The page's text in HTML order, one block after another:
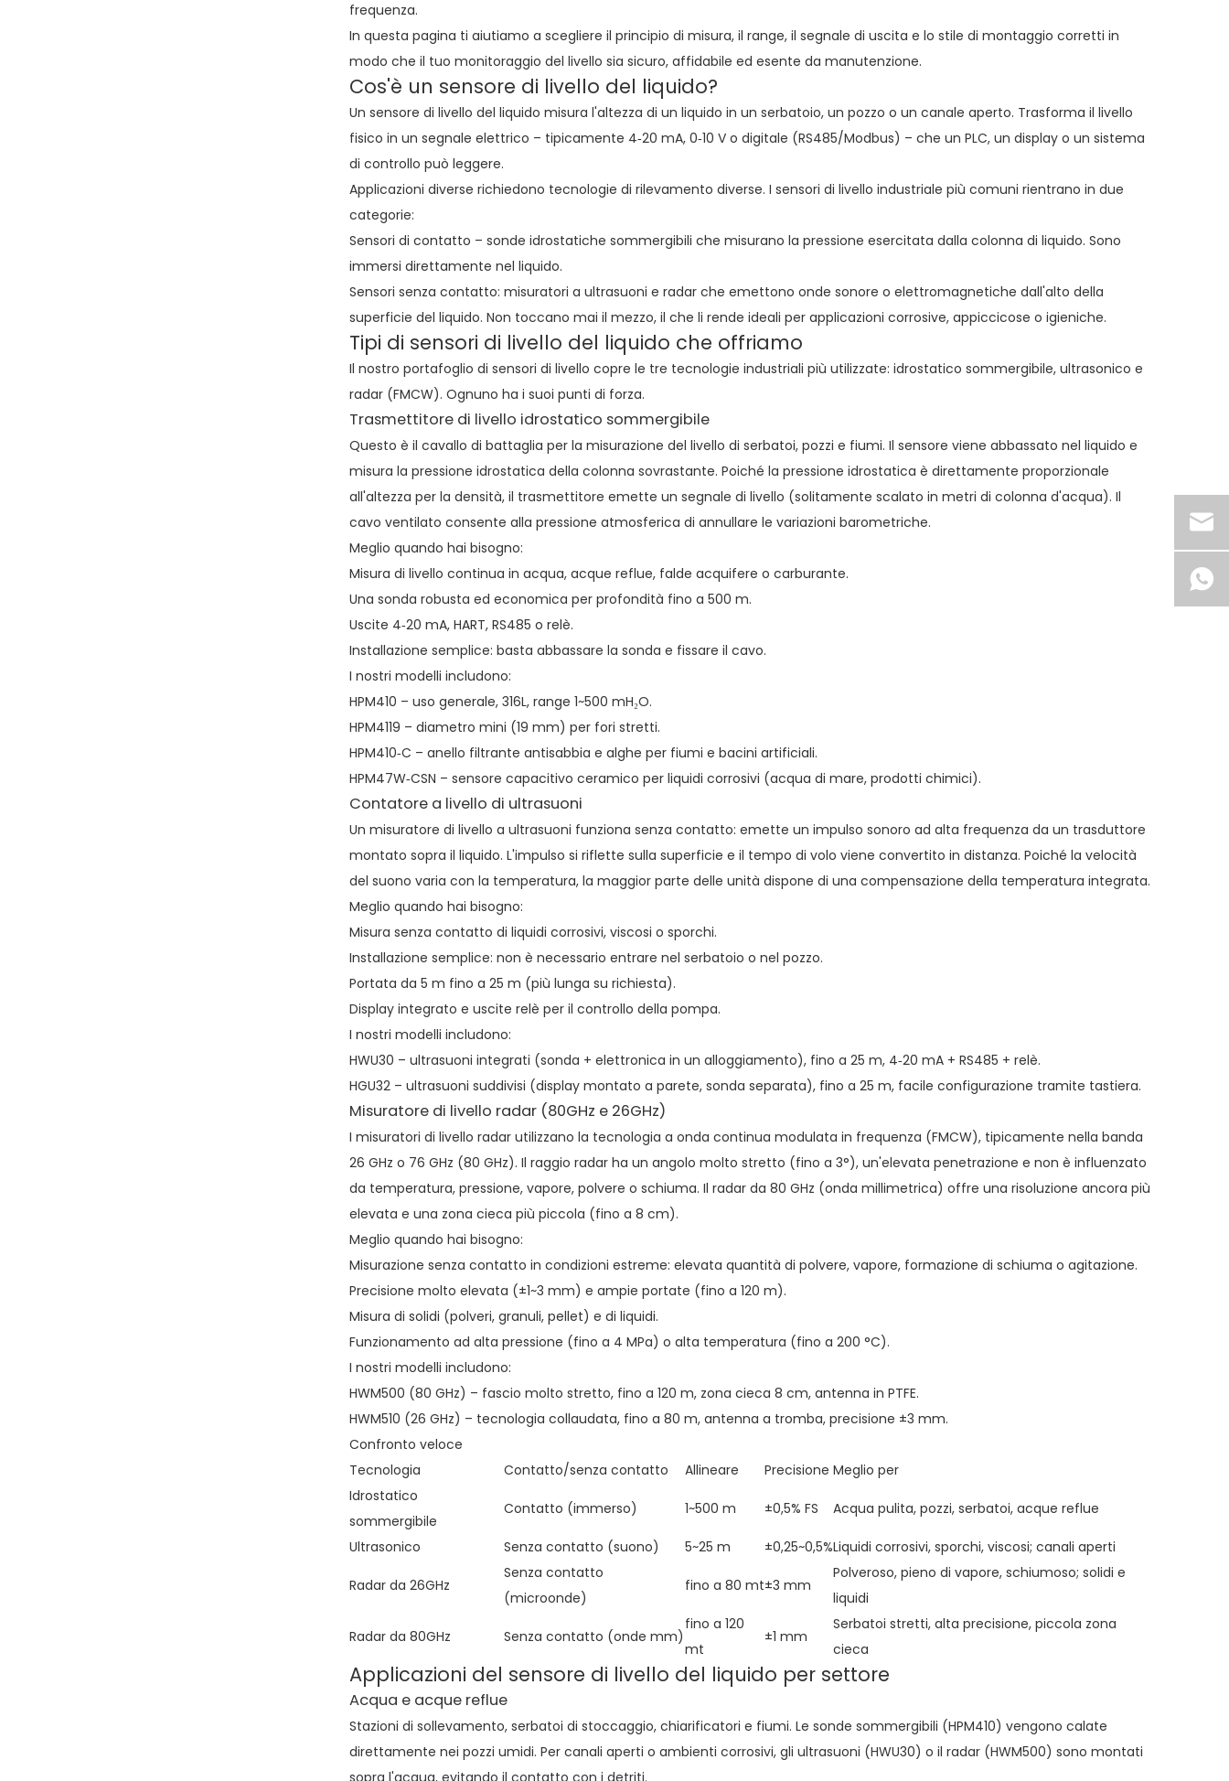
frequenza.
In questa pagina ti aiutiamo a scegliere il principio di misura, il range, il segnale di uscita e lo stile di montaggio corretti in
modo che il tuo monitoraggio del livello sia sicuro, affidabile ed esente da manutenzione.
Cos'è un sensore di livello del liquido?
Un sensore di livello del liquido misura l'altezza di un liquido in un serbatoio, un pozzo o un canale aperto. Trasforma il livello
fisico in un segnale elettrico – tipicamente 4‑20 mA, 0‑10 V o digitale (RS485/Modbus) – che un PLC, un display o un sistema
di controllo può leggere.
Applicazioni diverse richiedono tecnologie di rilevamento diverse. I sensori di livello industriale più comuni rientrano in due
categorie:
Sensori di contatto – sonde idrostatiche sommergibili che misurano la pressione esercitata dalla colonna di liquido. Sono
immersi direttamente nel liquido.
Sensori senza contatto: misuratori a ultrasuoni e radar che emettono onde sonore o elettromagnetiche dall'alto della
superficie del liquido. Non toccano mai il mezzo, il che li rende ideali per applicazioni corrosive, appiccicose o igieniche.
Tipi di sensori di livello del liquido che offriamo
Il nostro portafoglio di sensori di livello copre le tre tecnologie industriali più utilizzate: idrostatico sommergibile, ultrasonico e
radar (FMCW). Ognuno ha i suoi punti di forza.
Trasmettitore di livello idrostatico sommergibile
Questo è il cavallo di battaglia per la misurazione del livello di serbatoi, pozzi e fiumi. Il sensore viene abbassato nel liquido e
misura la pressione idrostatica della colonna sovrastante. Poiché la pressione idrostatica è direttamente proporzionale
all'altezza per la densità, il trasmettitore emette un segnale di livello (solitamente scalato in metri di colonna d'acqua). Il
cavo ventilato consente alla pressione atmosferica di annullare le variazioni barometriche.
Meglio quando hai bisogno:
Misura di livello continua in acqua, acque reflue, falde acquifere o carburante.
Una sonda robusta ed economica per profondità fino a 500 m.
Uscite 4‑20 mA, HART, RS485 o relè.
Installazione semplice: basta abbassare la sonda e fissare il cavo.
I nostri modelli includono:
HPM410 – uso generale, 316L, range 1~500 mH₂O.
HPM4119 – diametro mini (19 mm) per fori stretti.
HPM410‑C – anello filtrante antisabbia e alghe per fiumi e bacini artificiali.
HPM47W‑CSN – sensore capacitivo ceramico per liquidi corrosivi (acqua di mare, prodotti chimici).
Contatore a livello di ultrasuoni
Un misuratore di livello a ultrasuoni funziona senza contatto: emette un impulso sonoro ad alta frequenza da un trasduttore
montato sopra il liquido. L'impulso si riflette sulla superficie e il tempo di volo viene convertito in distanza. Poiché la velocità
del suono varia con la temperatura, la maggior parte delle unità dispone di una compensazione della temperatura integrata.
Meglio quando hai bisogno:
Misura senza contatto di liquidi corrosivi, viscosi o sporchi.
Installazione semplice: non è necessario entrare nel serbatoio o nel pozzo.
Portata da 5 m fino a 25 m (più lunga su richiesta).
Display integrato e uscite relè per il controllo della pompa.
I nostri modelli includono:
HWU30 – ultrasuoni integrati (sonda + elettronica in un alloggiamento), fino a 25 m, 4‑20 mA + RS485 + relè.
HGU32 – ultrasuoni suddivisi (display montato a parete, sonda separata), fino a 25 m, facile configurazione tramite tastiera.
Misuratore di livello radar (80GHz e 26GHz)
I misuratori di livello radar utilizzano la tecnologia a onda continua modulata in frequenza (FMCW), tipicamente nella banda
26 GHz o 76 GHz (80 GHz). Il raggio radar ha un angolo molto stretto (fino a 3°), un'elevata penetrazione e non è influenzato
da temperatura, pressione, vapore, polvere o schiuma. Il radar da 80 GHz (onda millimetrica) offre una risoluzione ancora più
elevata e una zona cieca più piccola (fino a 8 cm).
Meglio quando hai bisogno:
Misurazione senza contatto in condizioni estreme: elevata quantità di polvere, vapore, formazione di schiuma o agitazione.
Precisione molto elevata (±1~3 mm) e ampie portate (fino a 120 m).
Misura di solidi (polveri, granuli, pellet) e di liquidi.
Funzionamento ad alta pressione (fino a 4 MPa) o alta temperatura (fino a 200 °C).
I nostri modelli includono:
HWM500 (80 GHz) – fascio molto stretto, fino a 120 m, zona cieca 8 cm, antenna in PTFE.
HWM510 (26 GHz) – tecnologia collaudata, fino a 80 m, antenna a tromba, precisione ±3 mm.
Confronto veloce
Tecnologia
Contatto/senza contatto Allineare Precisione Meglio per
Idrostatico
sommergibile
Contatto (immerso) 1~500 m ±0,5% FS Acqua pulita, pozzi, serbatoi, acque reflue
Ultrasonico Senza contatto (suono) 5~25 m ±0,25~0,5%Liquidi corrosivi, sporchi, viscosi; canali aperti
Radar da 26GHz
Senza contatto
(microonde)
fino a 80 mt±3 mm
Polveroso, pieno di vapore, schiumoso; solidi e
liquidi
Radar da 80GHz Senza contatto (onde mm)
fino a 120
mt
±1 mm
Serbatoi stretti, alta precisione, piccola zona
cieca
Applicazioni del sensore di livello del liquido per settore
Acqua e acque reflue
Stazioni di sollevamento, serbatoi di stoccaggio, chiarificatori e fiumi. Le sonde sommergibili (HPM410) vengono calate
direttamente nei pozzi umidi. Per canali aperti o ambienti corrosivi, gli ultrasuoni (HWU30) o il radar (HWM500) sono montati
sopra l'acqua, evitando il contatto con i detriti.